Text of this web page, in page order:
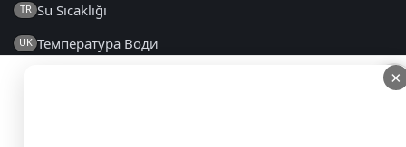
×
TR Su Sıcaklığı
UK Температура Води
×